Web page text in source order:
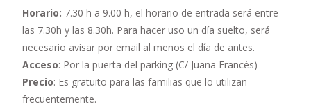
Horario: 7.30 h a 9.00 h, el horario de entrada será entre
las 7.30h y las 8.30h. Para hacer uso un día suelto, será
necesario avisar por email al menos el día de antes.
Acceso: Por la puerta del parking (C/ Juana Francés)
Precio: Es gratuito para las familias que lo utilizan
frecuentemente.